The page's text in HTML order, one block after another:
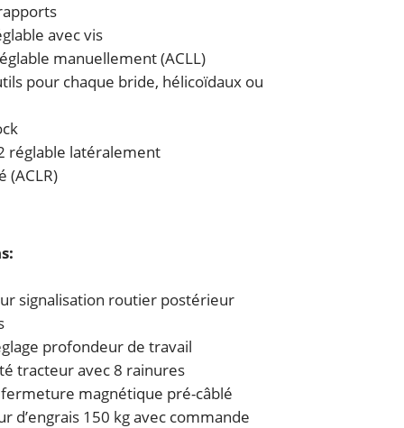
avec vis
manuellement (ACLL)
pour chaque bride, hélicoïdaux ou
réglable latéralement
(ACLR)
signalisation routier postérieur
profondeur de travail
tracteur avec 8 rainures
magnétique pré-câblé
d’engrais 150 kg avec commande